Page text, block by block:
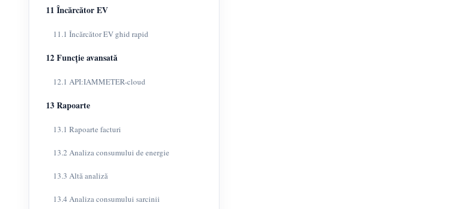
11 Încărcător EV
11.1 Încărcător EV ghid rapid
12 Funcție avansată
12.1 API:IAMMETER-cloud
13 Rapoarte
13.1 Rapoarte facturi
13.2 Analiza consumului de energie
13.3 Altă analiză
13.4 Analiza consumului sarcinii